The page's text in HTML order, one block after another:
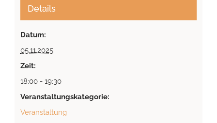
Details
Datum:
05.11.2025
Zeit:
18:00 - 19:30
Veranstaltungskategorie:
Veranstaltung